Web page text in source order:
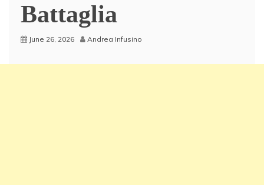
Battaglia
June 26, 2026 Andrea Infusino